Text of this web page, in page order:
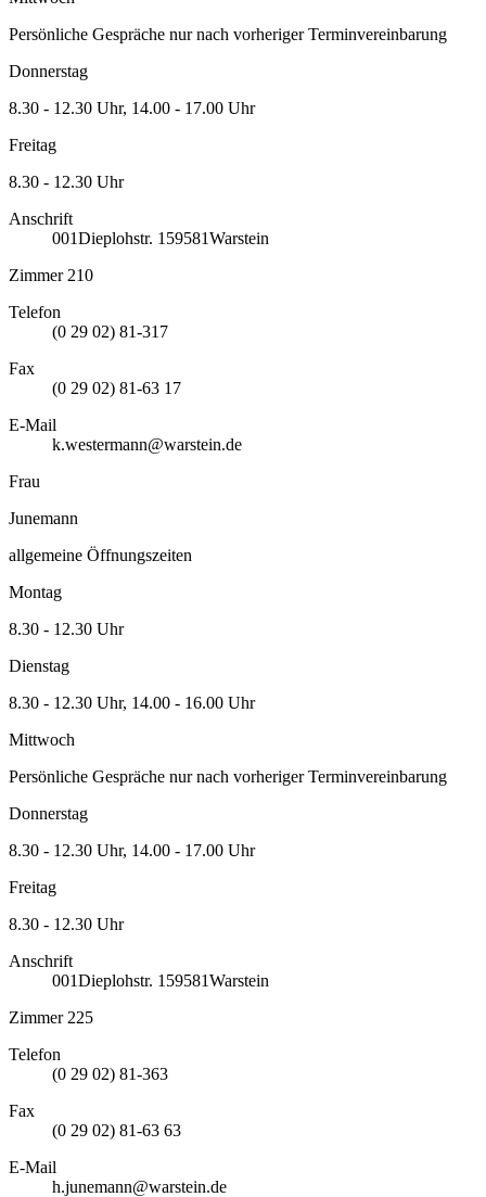
Persönliche Gespräche nur nach vorheriger Terminvereinbarung
Donnerstag
8.30 - 12.30 Uhr, 14.00 - 17.00 Uhr
Freitag
8.30 - 12.30 Uhr
Anschrift
001Dieplohstr. 1 59581Warstein
Zimmer 210
Telefon
(0 29 02) 81-317
Fax
(0 29 02) 81-63 17
E-Mail
k.westermann@warstein.de
Frau
Junemann
allgemeine Öffnungszeiten
Montag
8.30 - 12.30 Uhr
Dienstag
8.30 - 12.30 Uhr, 14.00 - 16.00 Uhr
Mittwoch
Persönliche Gespräche nur nach vorheriger Terminvereinbarung
Donnerstag
8.30 - 12.30 Uhr, 14.00 - 17.00 Uhr
Freitag
8.30 - 12.30 Uhr
Anschrift
001Dieplohstr. 1 59581Warstein
Zimmer 225
Telefon
(0 29 02) 81-363
Fax
(0 29 02) 81-63 63
E-Mail
h.junemann@warstein.de